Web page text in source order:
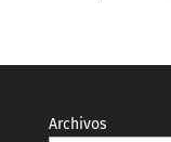
Archivos